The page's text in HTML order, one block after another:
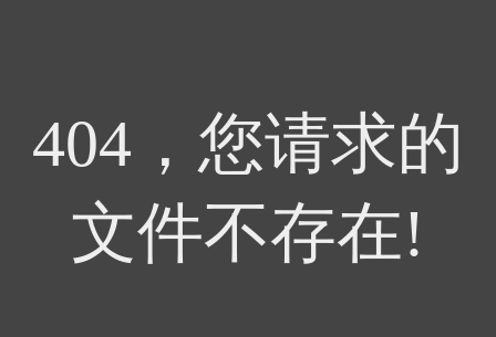
404，您请求的
文件不存在!